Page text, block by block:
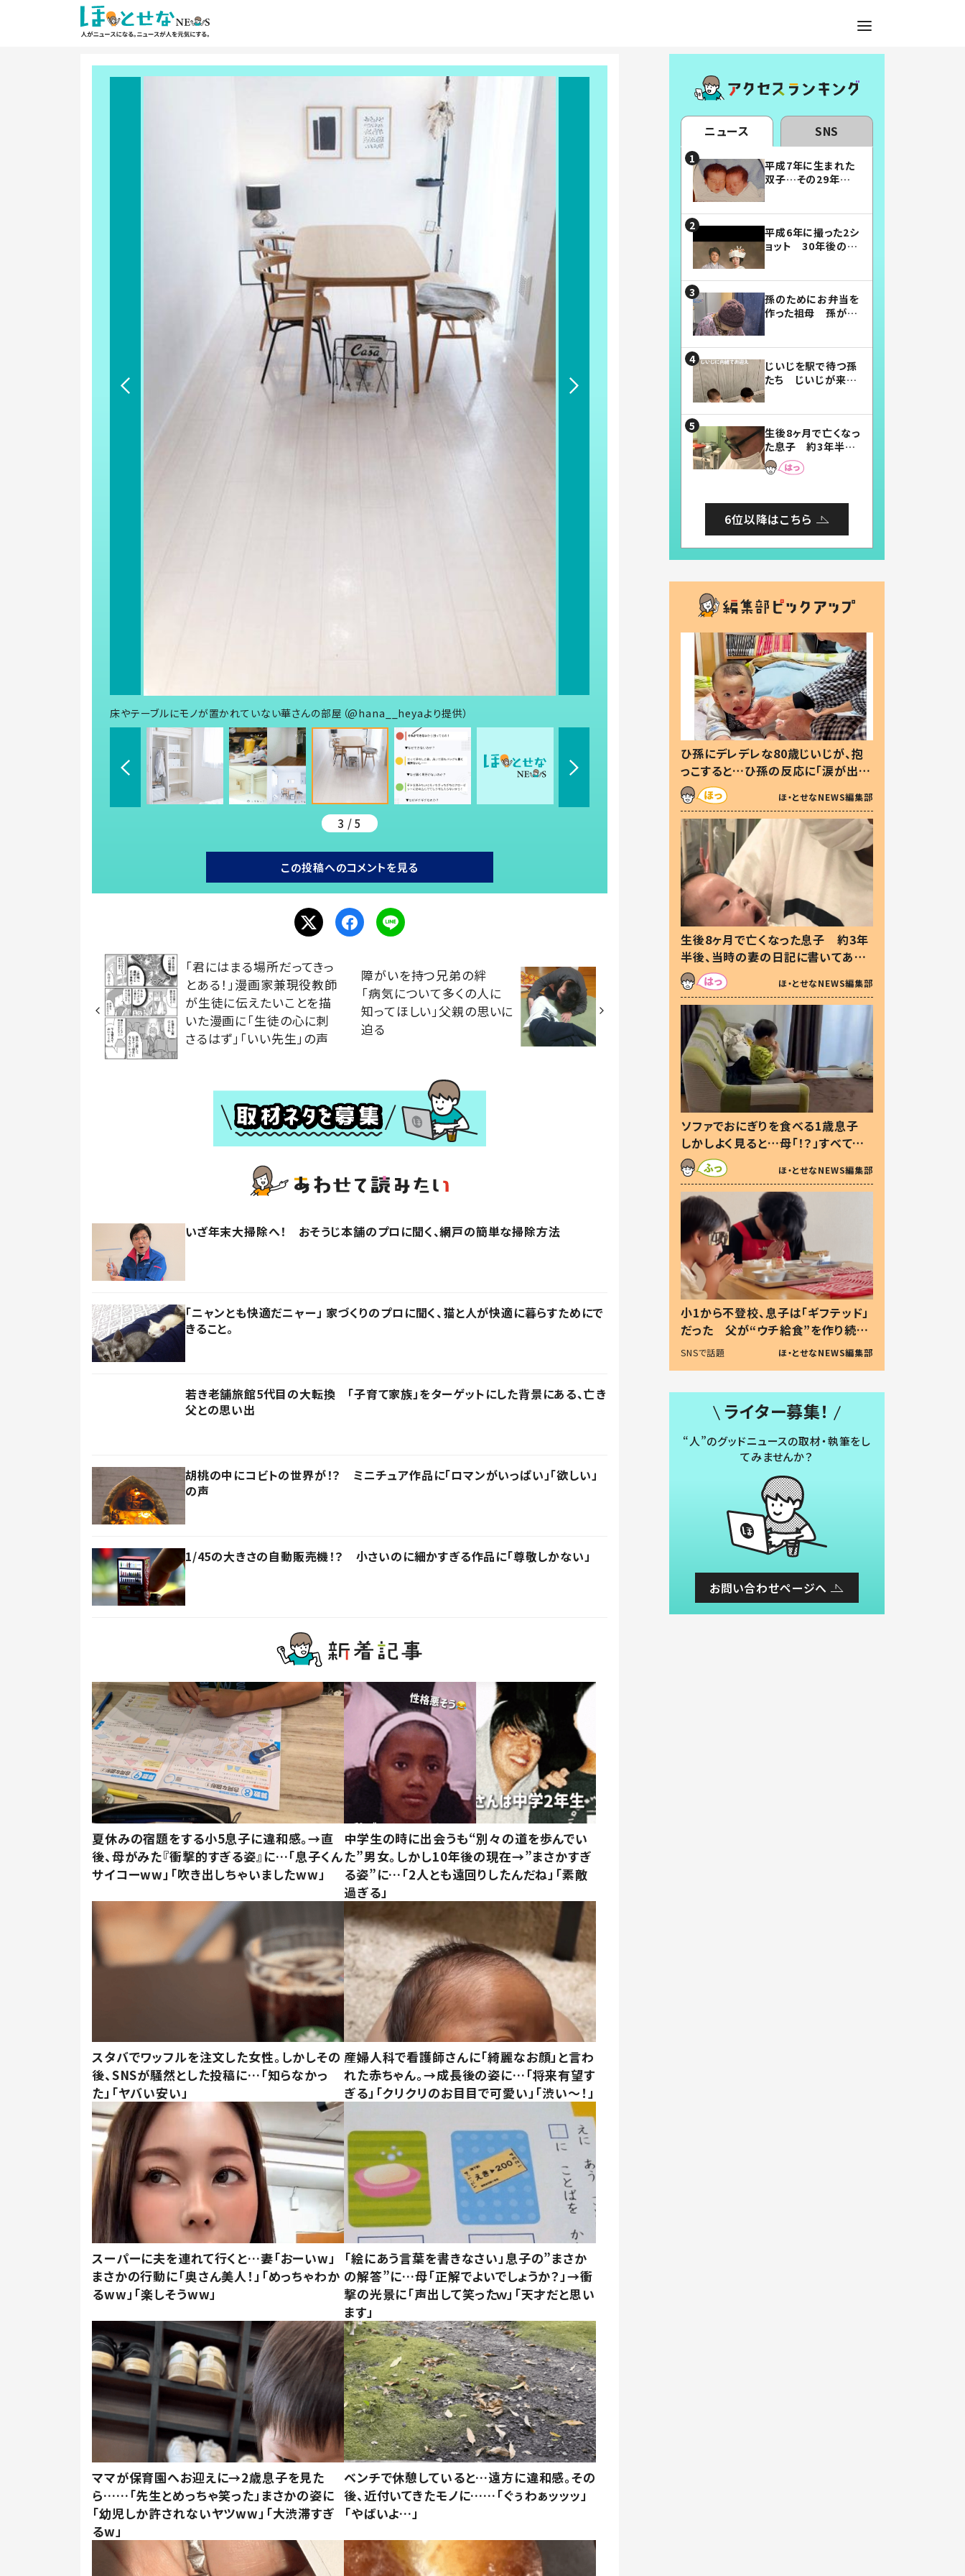
床やテーブルにモノが置かれていない華さんの部屋（@hana__heyaより提供）
3 / 5
この投稿へのコメントを見る
「君にはまる場所だってきっ
とある！」漫画家兼現役教師
が生徒に伝えたいことを描
いた漫画に「生徒の心に刺
さるはず」「いい先生」の声
障がいを持つ兄弟の絆
「病気について多くの人に
知ってほしい」父親の思いに
迫る
いざ年末大掃除へ！ おそうじ本舗のプロに聞く、網戸の簡単な掃除方法
「ニャンとも快適だニャー」 家づくりのプロに聞く、猫と人が快適に暮らすためにで
きること。
若き老舗旅館5代目の大転換 「子育て家族」をターゲットにした背景にある、亡き
父との思い出
胡桃の中にコビトの世界が！？ ミニチュア作品に「ロマンがいっぱい」「欲しい」
の声
1/45の大きさの自動販売機！？ 小さいのに細かすぎる作品に「尊敬しかない」
夏休みの宿題をする小5息子に違和感。→直
後、母がみた『衝撃的すぎる姿』に…「息子くん
サイコーww」「吹き出しちゃいましたww」
中学生の時に出会うも“別々の道を歩んでい
た”男女。しかし10年後の現在→”まさかすぎ
る姿”に…「2人とも遠回りしたんだね」「素敵
過ぎる」
スタバでワッフルを注文した女性。しかしその
後、SNSが騒然とした投稿に…「知らなかっ
た」「ヤバい安い」
産婦人科で看護師さんに「綺麗なお顔」と言わ
れた赤ちゃん。→成長後の姿に…「将来有望す
ぎる」「クリクリのお目目で可愛い」「渋い～！」
スーパーに夫を連れて行くと…妻「おーいw」
まさかの行動に「奥さん美人！」「めっちゃわか
るww」「楽しそうww」
「絵にあう言葉を書きなさい」息子の”まさか
の解答”に…母「正解でよいでしょうか？」→衝
撃の光景に「声出して笑ったｗ」「天才だと思い
ます」
ママが保育園へお迎えに→2歳息子を見た
ら……「先生とめっちゃ笑った」まさかの姿に
「幼児しか許されないヤツww」「大渋滞すぎ
るw」
ベンチで休憩していると…遠方に違和感。その
後、近付いてきたモノに……「ぐぅわぁッッッ」
「やばいよ…」
ニュース SNS
平成7年に生まれた
双子…その29年後
平成6年に撮った2シ
ョット 30年後の姿
孫のためにお弁当を
作った祖母 孫が絶
じいじを駅で待つ孫
たち じいじが来た
まらない」「幸せにな
れる」
生後8ヶ月で亡くなっ
た息子 約3年半
後、当時の妻の日記
に書いてあった本音
6位以降はこちら
ひ孫にデレデレな80歳じいじが、抱
っこすると…ひ孫の反応に「涙が出ま
した」「可愛くて仕方ない」
ほ・とせなNEWS編集部
生後8ヶ月で亡くなった息子 約3年
半後、当時の妻の日記に書いてあっ
た本音とは
ほ・とせなNEWS編集部
ソファでおにぎりを食べる1歳息子
しかしよく見ると…母「！？」すべてを
察した母の投稿に「可愛いから許
す！」「現行犯〜」
ほ・とせなNEWS編集部
小1から不登校、息子は「ギフテッド」
だった 父が“ウチ給食”を作り続け
る理由とは #令和の親 #令和の子
SNSで話題 ほ・とせなNEWS編集部
ライター募集！
“人”のグッドニュースの取材・執筆をし
てみませんか？
お問い合わせページへ